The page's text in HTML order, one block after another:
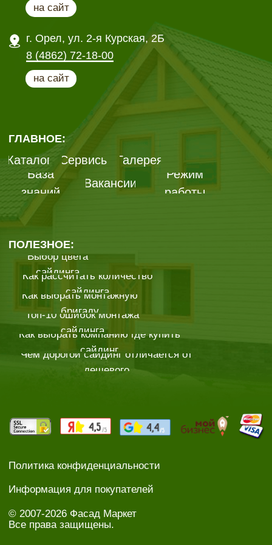
информационный характер и ни при каких
условиях не является публичной офертой,
определяемой положениями ГК РФ.
Подробнее
материалов, характеристиках, пожалуйста,
обращайтесь вофисы продаж.